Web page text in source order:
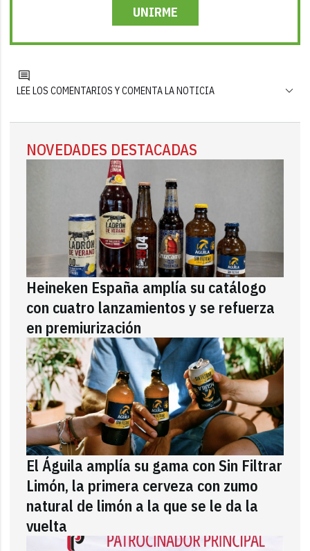
UNIRME
LEE LOS COMENTARIOS Y COMENTA LA NOTICIA
NOVEDADES DESTACADAS
Heineken España amplía su catálogo
con cuatro lanzamientos y se refuerza
en premiurización
El Águila amplía su gama con Sin Filtrar
Limón, la primera cerveza con zumo
natural de limón a la que se le da la
vuelta